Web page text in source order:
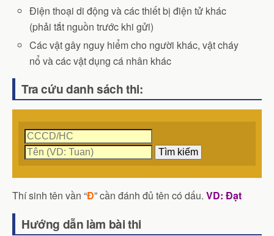
Điện thoại di động và các thiết bị điện tử khác
(phải tắt nguồn trước khi gửi)
Các vật gây nguy hiểm cho người khác, vật cháy
nổ và các vật dụng cá nhân khác
Tra cứu danh sách thi:
Thí sinh tên vần “Đ” cần đánh đủ tên có dấu. VD: Đạt
Hướng dẫn làm bài thi